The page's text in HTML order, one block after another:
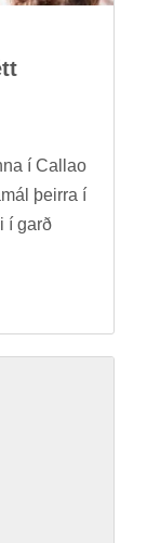
í Callao
þeirra í
í garð